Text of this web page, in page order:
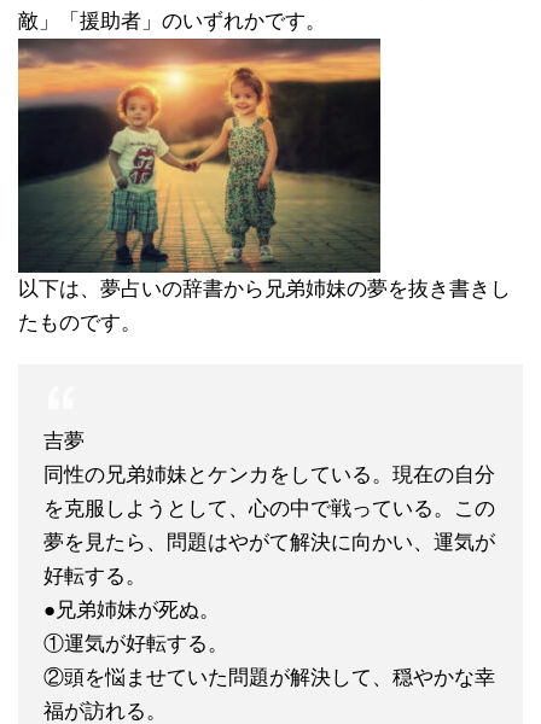
敵」「援助者」のいずれかです。
以下は、夢占いの辞書から兄弟姉妹の夢を抜き書きし
たものです。
吉夢
同性の兄弟姉妹とケンカをしている。現在の自分
を克服しようとして、心の中で戦っている。この
夢を見たら、問題はやがて解決に向かい、運気が
好転する。
●兄弟姉妹が死ぬ。
①運気が好転する。
②頭を悩ませていた問題が解決して、穏やかな幸
福が訪れる。